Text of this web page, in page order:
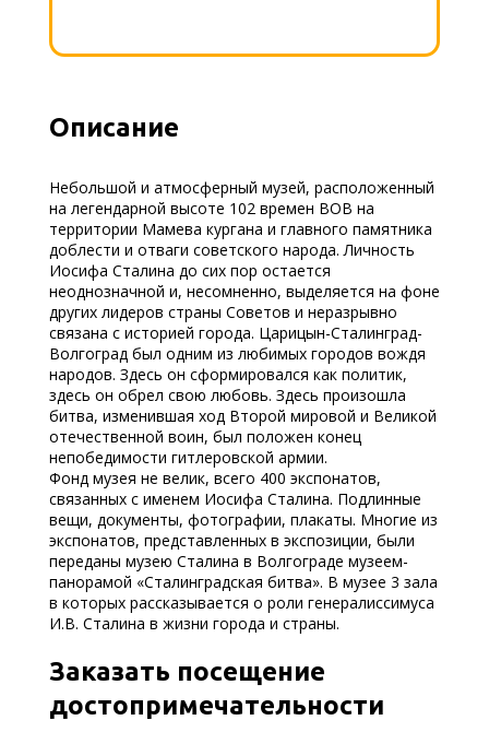
Описание
Небольшой и атмосферный музей, расположенный
на легендарной высоте 102 времен ВОВ на
территории Мамева кургана и главного памятника
доблести и отваги советского народа. Личность
Иосифа Сталина до сих пор остается
неоднозначной и, несомненно, выделяется на фоне
других лидеров страны Советов и неразрывно
связана с историей города. Царицын-Сталинград-
Волгоград был одним из любимых городов вождя
народов. Здесь он сформировался как политик,
здесь он обрел свою любовь. Здесь произошла
битва, изменившая ход Второй мировой и Великой
отечественной воин, был положен конец
непобедимости гитлеровской армии.
Фонд музея не велик, всего 400 экспонатов,
связанных с именем Иосифа Сталина. Подлинные
вещи, документы, фотографии, плакаты. Многие из
экспонатов, представленных в экспозиции, были
переданы музею Сталина в Волгограде музеем-
панорамой «Сталинградская битва». В музее 3 зала
в которых рассказывается о роли генералиссимуса
И.В. Сталина в жизни города и страны.
Заказать посещение
достопримечательности